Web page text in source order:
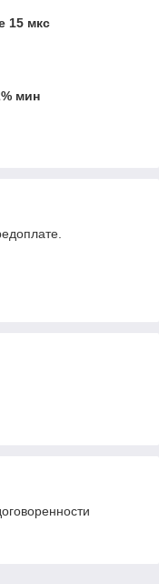
15 мкс
мин